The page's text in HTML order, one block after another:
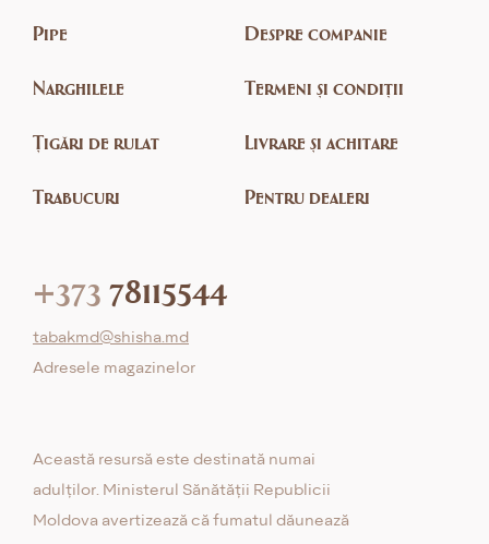
Pipe
Narghilele
Țigări de rulat
Trabucuri
Despre companie
Termeni și condiții
Livrare și achitare
Pentru dealeri
+373 78115544
tabakmd@shisha.md
Adresele magazinelor
Această resursă este destinată numai
adulților. Ministerul Sănătății Republicii
Moldova avertizează că fumatul dăunează